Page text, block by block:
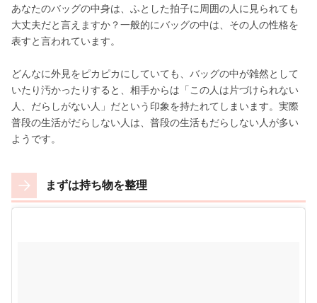
あなたのバッグの中身は、ふとした拍子に周囲の人に見られても
大丈夫だと言えますか？一般的にバッグの中は、その人の性格を
表すと言われています。
どんなに外見をピカピカにしていても、バッグの中が雑然として
いたり汚かったりすると、相手からは「この人は片づけられない
人、だらしがない人」だという印象を持たれてしまいます。実際
普段の生活がだらしない人は、普段の生活もだらしない人が多い
ようです。
まずは持ち物を整理